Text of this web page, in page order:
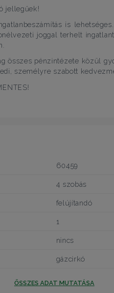
jellegűek!
is
joggal terhelt
összes pénzintézete közül
személyre szabott
60459
4 szobás
felújítandó
1
nincs
gázcirkó
ÖSSZES ADAT MUTATÁSA